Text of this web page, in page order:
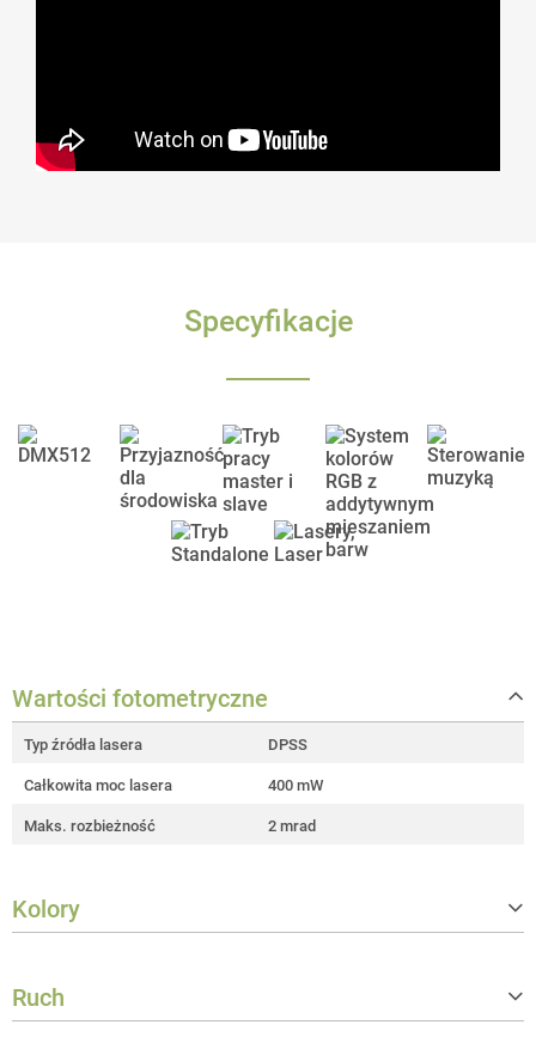
Specyfikacje
Wartości fotometryczne
Typ źródła lasera DPSS
Całkowita moc lasera 400 mW
Maks. rozbieżność 2 mrad
Kolory
Ruch